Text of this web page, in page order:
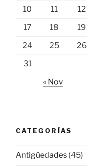
10
11 12
17
18 19
24
25 26
31
« Nov
CATEGORÍAS
Antigüedades (45)